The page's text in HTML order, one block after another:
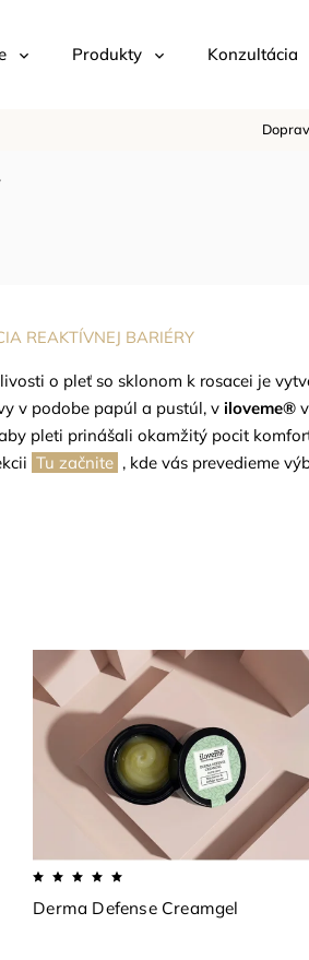
Produkty Konzultácia
REAKTÍVNEJ BARIÉRY
o pleť so sklonom k rosacei je
v podobe papúl a pustúl, v iloveme®
pleti prinášali okamžitý pocit
Tu začnite , kde vás prevedieme
Derma Defense Creamgel